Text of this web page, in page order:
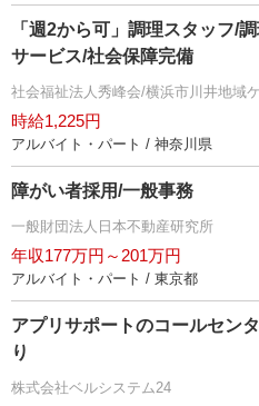
「週2から可」調理スタッフ/
サービス/社会保障完備
社会福祉法人秀峰会/横浜市川井地域
時給1,225円
アルバイト・パート / 神奈川県
障がい者採用/一般事務
一般財団法人日本不動産研究所
年収177万円～201万円
アルバイト・パート / 東京都
アプリサポートのコールセン
り
株式会社ベルシステム24